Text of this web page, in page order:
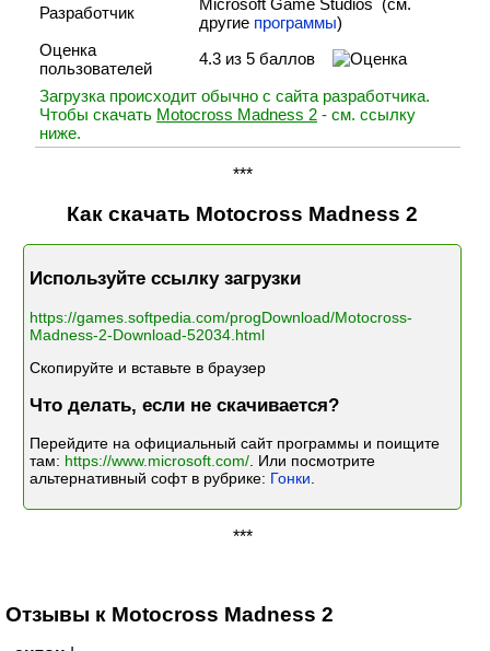
Разработчик
другие программы)
Оценка
пользователей
4.3 из 5 баллов
Загрузка происходит обычно с сайта разработчика.
Чтобы скачать Motocross Madness 2 - см. ссылку
ниже.
***
Как скачать Motocross Madness 2
Используйте ссылку загрузки
https://games.softpedia.com/progDownload/Motocross-
Madness-2-Download-52034.html
Скопируйте и вставьте в браузер
Что делать, если не скачивается?
Перейдите на официальный сайт программы и поищите
там: https://www.microsoft.com/. Или посмотрите
альтернативный софт в рубрике: Гонки
***
Отзывы к Motocross Madness 2